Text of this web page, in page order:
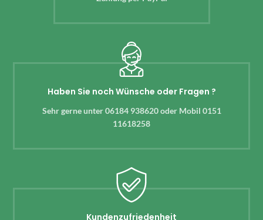
Haben Sie noch Wünsche oder Fragen ?
Sehr gerne unter 06184 938620 oder Mobil 0151
11618258
Kundenzufriedenheit